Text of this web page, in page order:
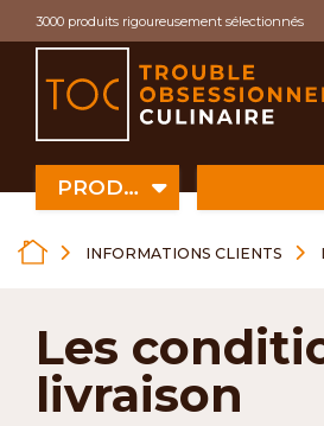
3000 produits rigoureusement sélectionnés
PRODUITS
INFORMATIONS CLIENTS
Les
livraison